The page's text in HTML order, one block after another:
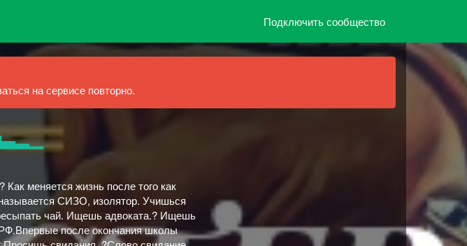
Подключить сообщество
на сервисе повторно.
меняется жизнь после того как
СИЗО, изолятор. Учишься
чай. Ищешь адвоката.? Ищешь
после окончания школы